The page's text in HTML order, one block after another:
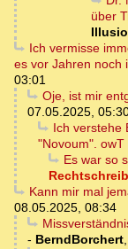
über
Ich vermisse
es vor Jahren noch
03:01
Oje, ist mir
07.05.2025,
Ich verstehe
"Novoum". owT
Es war so
Kann mir mal
08.05.2025, 08:34
- BerndBorchert,